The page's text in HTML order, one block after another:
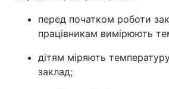
перед початком роботи
працівникам вимірюють
дітям міряють
заклад;